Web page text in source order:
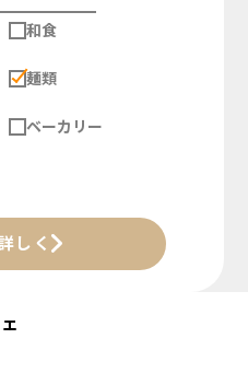
和食
麺類
ベーカリー
しく